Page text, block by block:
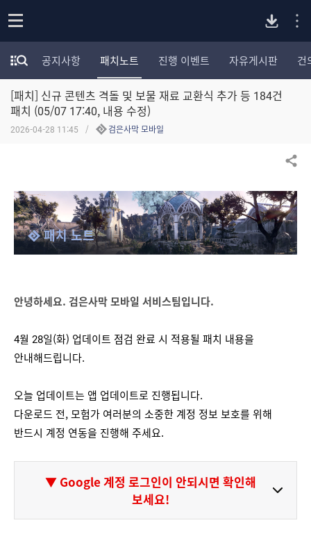
p
e
n
운
로
모
험
가
포
카
전
체
보
기
공지사항 패치노트 진행 이벤트 자유게시판 건
[패치] 신규 콘텐츠 격돌 및 보물 재료 교환식 추가 등 184건
패치 (05/07 17:40, 내용 수정)
2026-04-28 11:45 검은사막 모바일
공유하기
패치 노트
안녕하세요. 검은사막 모바일 서비스팀입니다.
4월 28일(화) 업데이트 점검 완료 시 적용될 패치 내용을
안내해드립니다.
오늘 업데이트는 앱 업데이트로 진행됩니다.
다운로드 전, 모험가 여러분의 소중한 계정 정보 보호를 위해
반드시 계정 연동을 진행해 주세요.
▼ Google 계정 로그인이 안되시면 확인해
보세요!